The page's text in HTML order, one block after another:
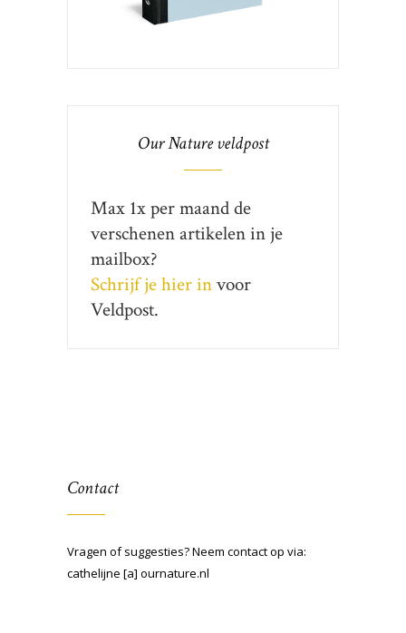
Our Nature veldpost
Max 1x per maand de
verschenen artikelen in je
mailbox?
Schrijf je hier invoor
Veldpost.
Contact
Vragen of suggesties? Neem contact op via:
cathelijne [a] ournature.nl